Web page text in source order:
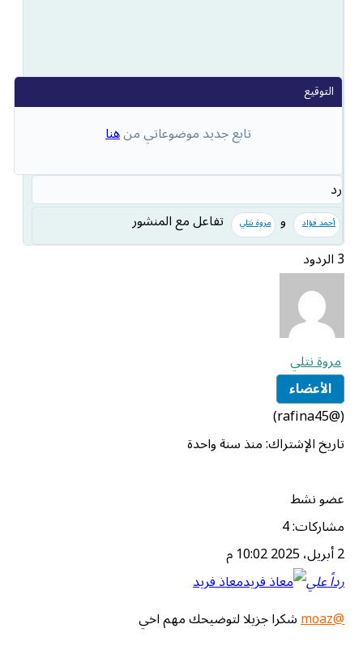
تابع جديد موضوعاتي منهنا
رد
أحمد فؤاد و مروة نتلي
تفاعل مع المنشور
مروة نتلي
الأعضاء
(@rafina45)
تاريخ الإشتراك: منذ سنة واحدة
عضو نشط
مشاركات: 4
رداً علي
معاذ فريد
@moaz
شكرا جزيلا لتوضيحك مهم اخي